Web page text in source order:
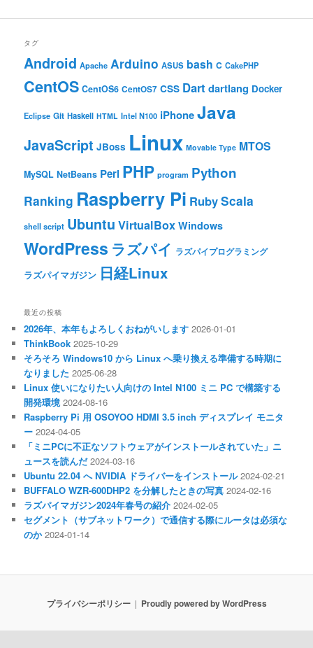
タグ
Android Apache Arduino ASUS bash C CakePHP
CentOS CentOS6 CentOS7 CSS Dart dartlang Docker
Eclipse Git Haskell HTML Intel N100 iPhoneJava
JavaScript JBoss Linux Movable Type MTOS
MySQL NetBeans Perl PHP program Python
Ranking Raspberry Pi RubyScala
shell script Ubuntu VirtualBox Windows
WordPress ラズパイ ラズパイプログラミング
ラズパイマガジン 日経Linux
最近の投稿
2026年、本年もよろしくおねがいします 2026-01-01
ThinkBook 2025-10-29
そろそろ Windows10 から Linux へ乗り換える準備する時期に
なりました 2025-06-28
Linux 使いになりたい人向けの Intel N100 ミニ PC で構築する
開発環境 2024-08-16
Raspberry Pi 用 OSOYOO HDMI 3.5 inch ディスプレイ モニタ
ー 2024-04-05
「ミニPCに不正なソフトウェアがインストールされていた」ニ
ュースを読んだ 2024-03-16
Ubuntu 22.04 へ NVIDIA ドライバーをインストール 2024-02-21
BUFFALO WZR-600DHP2 を分解したときの写真 2024-02-16
ラズパイマガジン2024年春号の紹介 2024-02-05
セグメント（サブネットワーク）で通信する際にルータは必須な
のか 2024-01-14
プライバシーポリシー Proudly powered by WordPress